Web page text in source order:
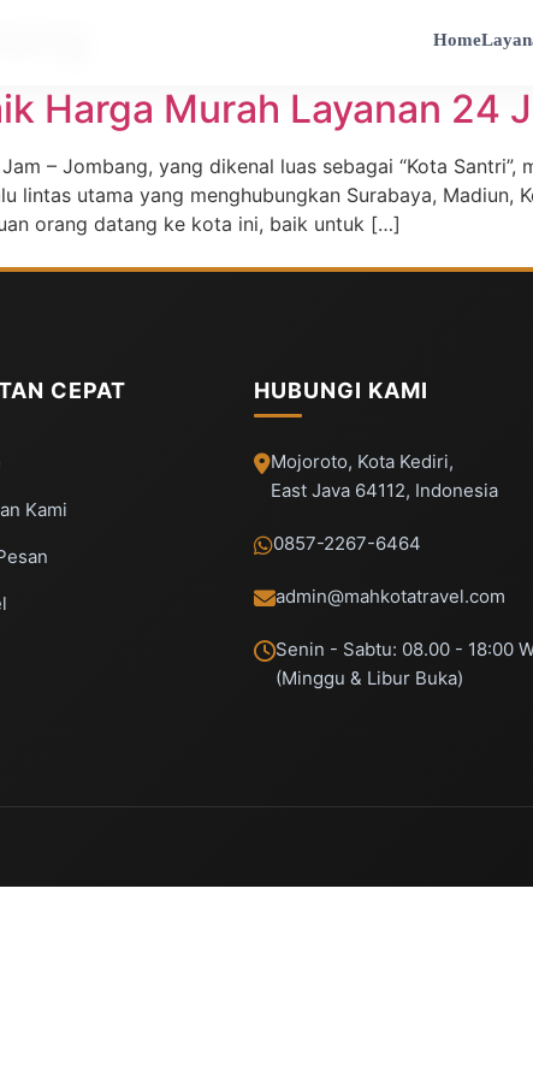
Home
Harga Murah Layanan 24
– Jombang, yang dikenal luas sebagai “Kota Santri”,
lintas utama yang menghubungkan Surabaya, Madiun,
orang datang ke kota ini, baik untuk […]
CEPAT
Kami
HUBUNGI KAMI
Mojoroto, Kota Kediri,
East Java 64112, Indonesia
0857-2267-6464
admin@mahkotatravel.com
Senin - Sabtu: 08.00 - 18:00
(Minggu & Libur Buka)